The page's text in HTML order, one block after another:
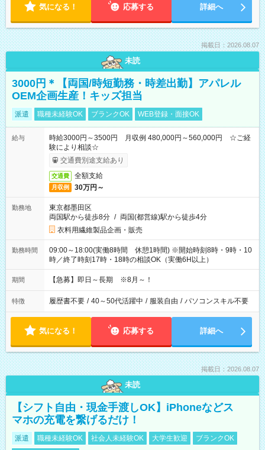
気になる！ 応募する 詳細へ
掲載日：2026.08.07
未読
3000円＊【両国/時短勤務・時差出勤】アパレル
OEM企画生産！キッズ担当
派遣 職種未経験OK ブランクOK WEB登録・面接OK
給与
時給3000円～3500円 月収例 480,000円～560,000円 ☆ご経
験により相談☆
交通費別途支給あり
交通費 全額支給
月収例 30万円～
勤務地
東京都墨田区
両国駅から徒歩8分 / 両国(都営線)駅から徒歩4分
衣料用繊維製品企画・販売
勤務時間
09:00～18:00(実働8時間 休憩1時間) ※開始時刻8時・9時・10
時／終了時刻17時・18時の相談OK（実働6H以上）
期間 【急募】即日～長期 ※8月～！
特徴 履歴書不要 / 40～50代活躍中 / 服装自由 / パソコンスキル不要
気になる！ 応募する 詳細へ
掲載日：2026.08.07
未読
【シフト自由・現金手渡しOK】iPhoneなどス
マホの充電を繋げるだけ！
派遣 職種未経験OK 社会人未経験OK 大学生歓迎 ブランクOK